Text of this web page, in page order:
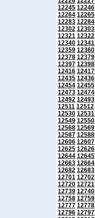
12245 12246
12264 12265
12283 12284
12302 12303
12321 12322
12340 12341
12359 12360
12378 12379
12397 12398
12416 12417
12435 12436
12454 12455
12473 12474
12492 12493
12511 12512
12530 12531
12549 12550
12568 12569
12587 12588
12606 12607
12625 12626
12644 12645
12663 12664
12682 12683
12701 12702
12720 12721
12739 12740
12758 12759
12777 12778
12796 12797